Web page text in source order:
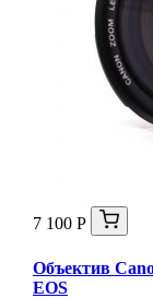
7 100 Р
Объектив
EOS